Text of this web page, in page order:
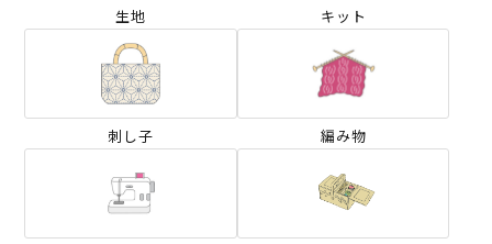
生地 キット
刺し子 編み物